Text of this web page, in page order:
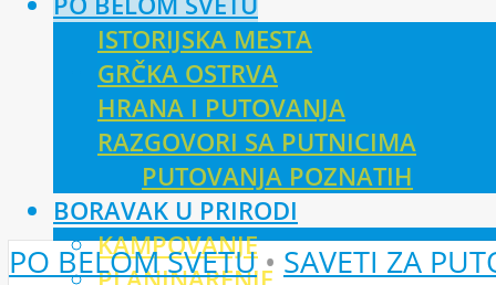
ISTORIJSKA MESTA
GRČKA OSTRVA
HRANA I PUTOVANJA
RAZGOVORI SA PUTNICIMA
PUTOVANJA POZNATIH
BORAVAK U PRIRODI
KAMPOVANJE
PO BELOM SVETU• SAVETI ZA